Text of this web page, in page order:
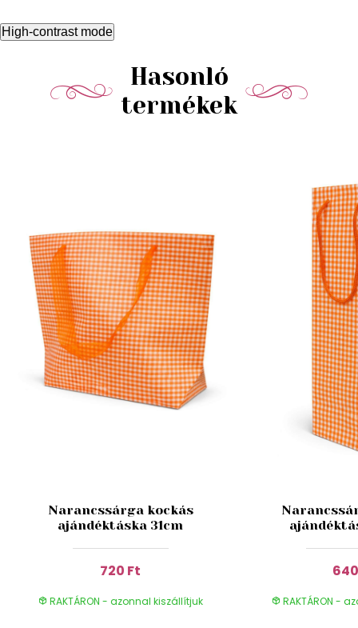
High-contrast mode
Hasonló
termékek
Narancssárga kockás
ajándéktáska 31cm
720 Ft
RAKTÁRON - azonnal kiszállítjuk RAKTÁRON -